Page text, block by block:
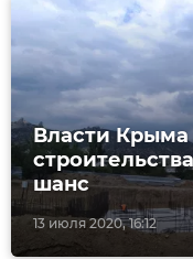
13 июля 2020, 16:12
Власти
шанс